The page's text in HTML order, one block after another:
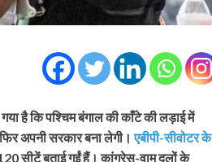
गया है कि पश्चिम बंगाल की काँटे की लड़ाई में
अपनी सरकार बना लेगी।एबीपी-सीवोटर के
सीटें बताई गईं हैं। कांग्रेस-वाम दलों के